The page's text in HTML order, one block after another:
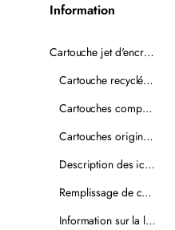
Information
Cartouche jet d'encre recyclée
Cartouche recyclée PLUS
Cartouches compatibles
Cartouches originales
Description des icônes
Remplissage de cartouches
Information sur la livraison